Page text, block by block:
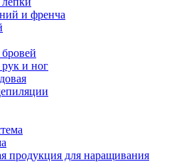
и френча
и ног
продукция для наращивания